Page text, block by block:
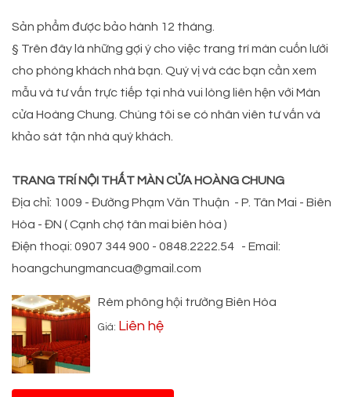
Sản phẩm được bảo hành 12 tháng.
§ Trên đây là những gợi ý cho việc trang trí màn cuốn lưới
cho phòng khách nhà bạn. Quý vị và các bạn cần xem
mẫu và tư vấn trực tiếp tại nhà vui lòng liên hện với Màn
cửa Hoàng Chung. Chúng tôi se có nhân viên tư vấn và
khảo sát tận nhà quý khách.
TRANG TRÍ NỘI THẤT MÀN CỬA HOÀNG CHUNG
Địa chỉ: 1009 - Đường Phạm Văn Thuận - P. Tân Mai - Biên
Hòa - ĐN ( Cạnh chợ tân mai biên hòa )
Điện thoại: 0907 344 900 - 0848.2222.54 - Email:
hoangchungmancua@gmail.com
Rèm phông hội trường Biên Hòa
Giá: Liên hệ